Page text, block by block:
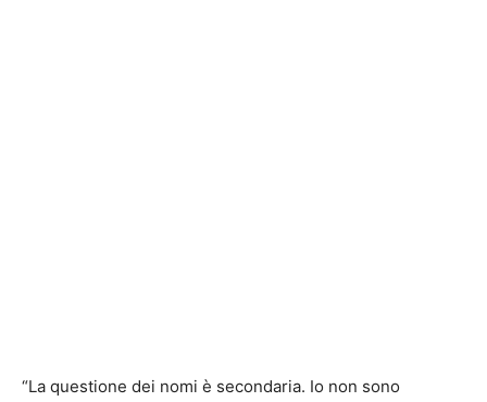
“La questione dei nomi è secondaria. Io non sono